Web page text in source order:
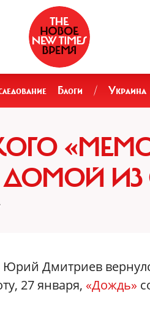
Блоги / Украина
ДОМОЙ ИЗ
Юрий Дмитриев
27 января, «Дождь»